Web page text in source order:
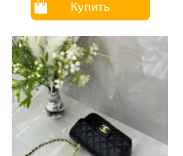
Купить